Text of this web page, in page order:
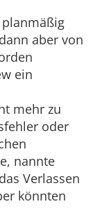
aber von
ein
mehr zu
oder
nannte
Verlassen
könnten